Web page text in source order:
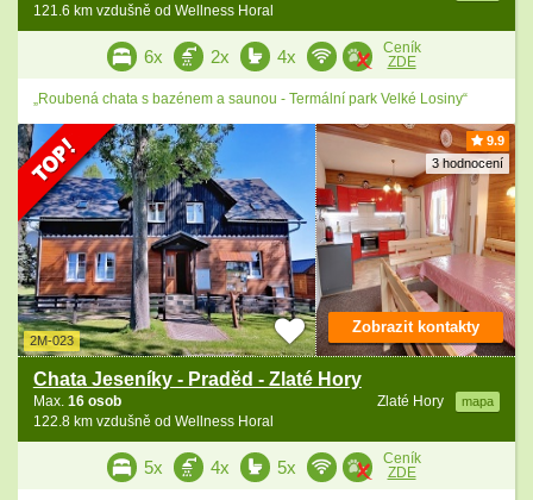
121.6 km vzdušně od Wellness Horal
6x 2x 4x
Ceník
ZDE
„Roubená chata s bazénem a saunou - Termální park Velké Losiny“
9.9
3 hodnocení
2M-023
Chata Jeseníky - Praděd - Zlaté Hory
Zlaté Hory mapa
Max. 16 osob
122.8 km vzdušně od Wellness Horal
Zobrazit kontakty
5x 4x 5x
Ceník
ZDE